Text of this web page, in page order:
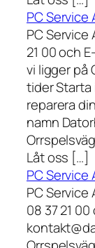
PC Service
PC Service
21 00 och
vi ligger på
tider Starta
reparera
namn
Låt oss […]
PC Service
PC Service
08 37 21